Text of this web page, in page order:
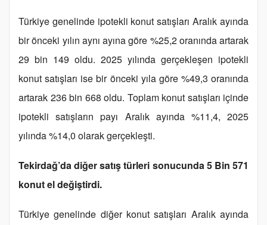
Türkiye genelinde ipotekli konut satışları Aralık ayında
bir önceki yılın aynı ayına göre %25,2 oranında artarak
29 bin 149 oldu. 2025 yılında gerçekleşen ipotekli
konut satışları ise bir önceki yıla göre %49,3 oranında
artarak 236 bin 668 oldu. Toplam konut satışları içinde
ipotekli satışların payı Aralık ayında %11,4, 2025
yılında %14,0 olarak gerçekleşti.
Tekirdağ’da diğer satış türleri sonucunda 5 Bin 571
konut el değiştirdi.
Türkiye genelinde diğer konut satışları Aralık ayında